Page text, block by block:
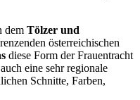
dem Tölzer und
österreichischen
diese Form der Frauentracht
eine sehr regionale
Schnitte, Farben,